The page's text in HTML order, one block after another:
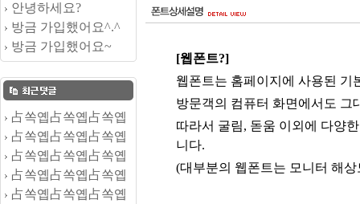
안녕하세요?
방금 가입했어요^.^
방금 가입했어요~
占쏙옙占쏙옙占쏙옙
占쏙옙占쏙옙占쏙옙
占쏙옙占쏙옙占쏙옙
占쏙옙占쏙옙占쏙옙
占쏙옙占쏙옙占쏙옙
[웹폰트?]
웹폰트는 홈페이지에 사용된 기
방문객의 컴퓨터 화면에서도 그
따라서 굴림, 돋움 이외에 다양
니다.
(대부분의 웹폰트는 모니터 해